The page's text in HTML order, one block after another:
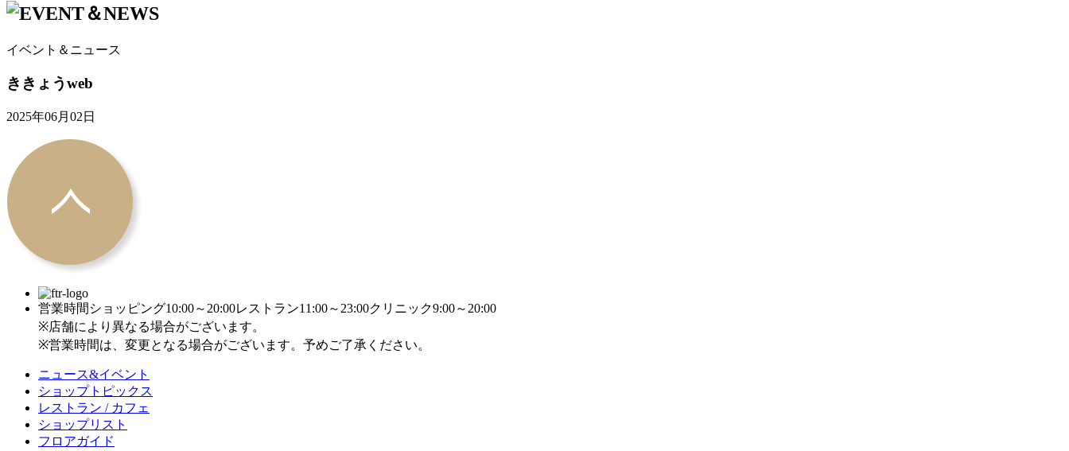
イベント＆ニュース
ききょうweb
2025年06月02日
営業時間 ショッピング10:00～20:00レストラン11:00～23:00クリニック9:00～20:00
※店舗により異なる場合がございます。
※営業時間は、変更となる場合がございます。予めご了承ください。
ニュース&イベント
ショップトピックス
レストラン / カフェ
ショップリスト
フロアガイド